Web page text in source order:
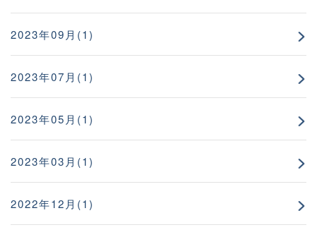
2023年09月(1)
2023年07月(1)
2023年05月(1)
2023年03月(1)
2022年12月(1)